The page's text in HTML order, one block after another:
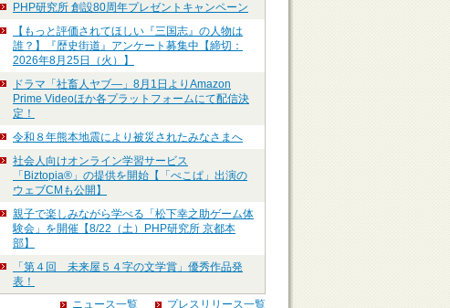
PHP研究所 創設80周年プレゼントキャンペーン
【もっと評価されてほしい『三国志』の人物は
誰？】『歴史街道』アンケート募集中【締切：
2026年8月25日（火）】
ドラマ「社畜人ヤブ―」8月1日よりAmazon
Prime Videoほか各プラットフォームにて配信決
定！
令和８年熊本地震により被災されたみなさまへ
社会人向けオンライン学習サービス
「Biztopia®」の提供を開始【「ぺこぱ」出演の
ウェブCMも公開】
親子で楽しみながら学べる「松下幸之助ゲーム体
験会」を開催【8/22（土）PHP研究所 京都本
部】
「第４回 未来屋５４字の文学賞」優秀作品発
表！
ニュース一覧
プレスリリース一覧